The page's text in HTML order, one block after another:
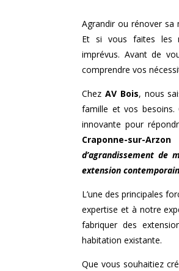
Agrandir ou rénover sa
Et si vous faites les
imprévus. Avant de
comprendre vos
ChezAV Bois, nous
famille et vos besoins.
innovante pour
Craponne-sur-Arzon
d’agrandissement de
extension
L’une des principales
expertise et à notre
fabriquer des
habitation existante.
Que vous souhaitiez